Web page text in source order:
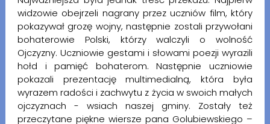
widzowie obejrzeli nagrany przez uczniów film, który
pokazywał grozę wojny, następnie zostali przywołani
bohaterowie Polski, którzy walczyli o wolność
Ojczyzny. Uczniowie gestami i słowami poezji wyrazili
hołd i pamięć bohaterom. Następnie uczniowie
pokazali prezentację multimedialną, która była
wyrazem radości i zachwytu z życia w swoich małych
ojczyznach - wsiach naszej gminy. Zostały też
przeczytane piękne wiersze pana Golubiewskiego –